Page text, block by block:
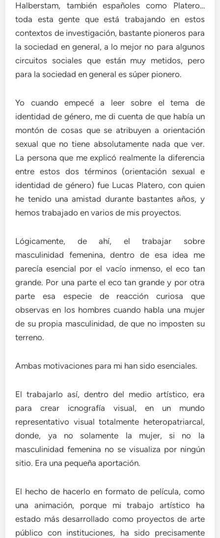
Halberstam, también españoles como Platero…
toda esta gente que está trabajando en estos
contextos de investigación, bastante pioneros para
la sociedad en general, a lo mejor no para algunos
circuitos sociales que están muy metidos, pero
para la sociedad en general es súper pionero.
Yo cuando empecé a leer sobre el tema de
identidad de género, me di cuenta de que había un
montón de cosas que se atribuyen a orientación
sexual que no tiene absolutamente nada que ver.
La persona que me explicó realmente la diferencia
entre estos dos términos (orientación sexual e
identidad de género) fue Lucas Platero, con quien
he tenido una amistad durante bastantes años, y
hemos trabajado en varios de mis proyectos.
Lógicamente, de ahí, el trabajar sobre
masculinidad femenina, dentro de esa idea me
parecía esencial por el vacío inmenso, el eco tan
grande. Por una parte el eco tan grande y por otra
parte esa especie de reacción curiosa que
observas en los hombres cuando habla una mujer
de su propia masculinidad, de que no imposten su
terreno.
Ambas motivaciones para mi han sido esenciales.
El trabajarlo así, dentro del medio artístico, era
para crear icnografía visual, en un mundo
representativo visual totalmente heteropatriarcal,
donde, ya no solamente la mujer, si no la
masculinidad femenina no se visualiza por ningún
sitio. Era una pequeña aportación.
El hecho de hacerlo en formato de película, como
una animación, porque mi trabajo artístico ha
estado más desarrollado como proyectos de arte
público con instituciones, ha sido precisamente